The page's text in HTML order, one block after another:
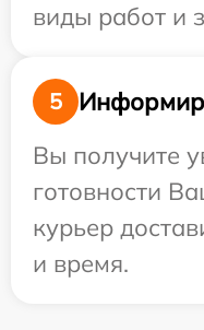
виды работ и
5
Вы получите
готовности
курьер
и время.